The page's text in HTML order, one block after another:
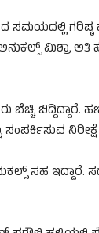
ಸಮಯದಲ್ಲಿ ಗರಿಷ್ಠ
ಮಿಶ್ರಾ ಅತಿ
ಬೆಚ್ಚಿ ಬಿದ್ದಿದ್ದಾರೆ.
ಸಹ ಇದ್ದಾರೆ.